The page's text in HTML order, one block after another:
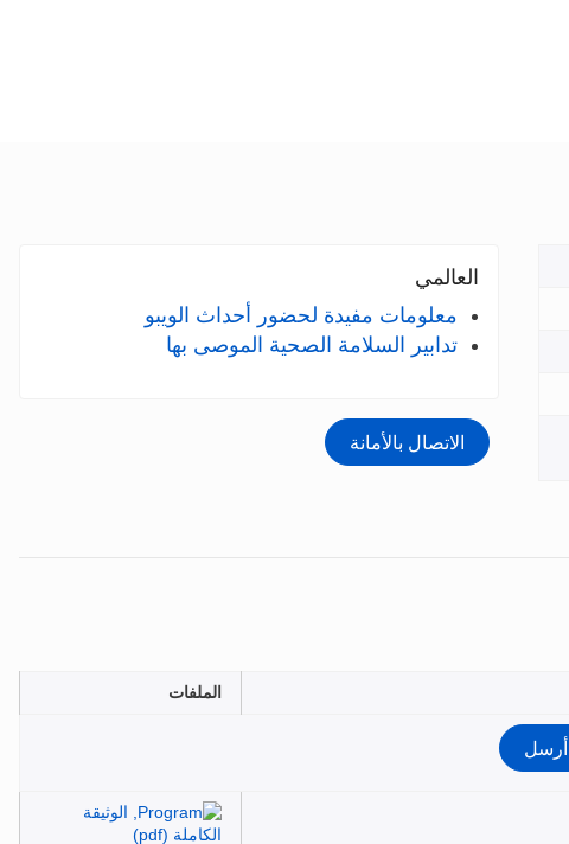
العالمي
معلومات مفيدة لحضور أحداث الويبو
تدابير السلامة الصحية الموصى بها
الاتصال بالأمانة
الملفات